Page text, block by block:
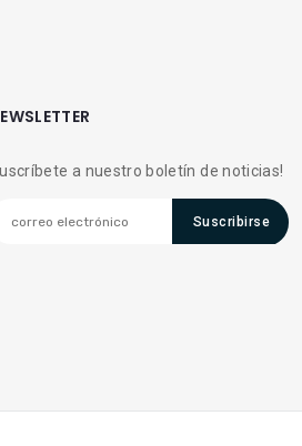
a nuestro boletín de noticias!
Suscribirse